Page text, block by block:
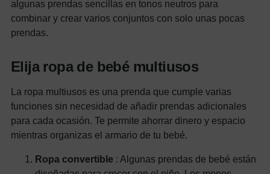
algunas prendas sencillas en tonos neutros para
combinar y crear varios conjuntos con solo unas pocas
prendas.
Elija ropa de bebé multiusos
La ropa multiusos es una prenda que cumple varias
funciones sin necesidad de añadir prendas adicionales
para cada ocasión. Te permite ahorrar dinero y espacio
mientras organizas el armario de tu bebé.
Ropa convertible : Algunas prendas de bebé están